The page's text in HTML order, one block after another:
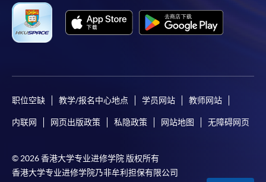
职位空缺 教学/报名中心地点 学员网站 教师网站
内联网 网页出版政策 私隐政策 网站地图 无障碍网页
© 2026 香港大学专业进修学院 版权所有
香港大学专业进修学院乃非牟利担保有限公司